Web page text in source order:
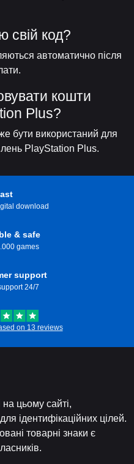
свій код?
автоматично після
кошти
Plus?
бути використаний для
PlayStation Plus.
download
& safe
games
support
24/7
on 13 reviews
на цьому сайті,
ідентифікаційних цілей.
товарні знаки є